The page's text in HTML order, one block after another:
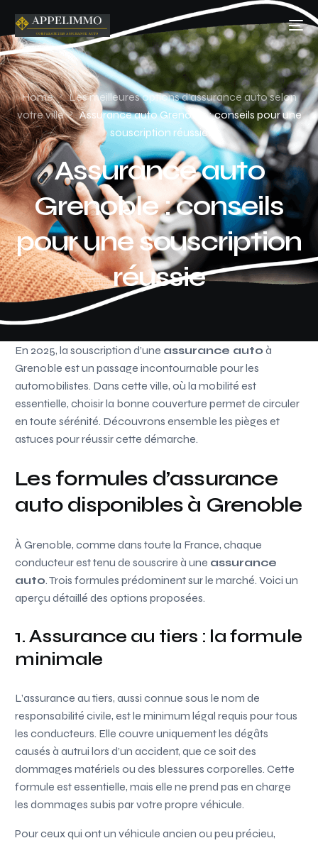
Home
Les meilleures options d'assurance auto selon
votre ville
Assurance auto Grenoble : conseils pour une
souscription réussie
Assurance auto
Grenoble : conseils
pour une souscription
réussie
En 2025, la souscription d’une assurance auto à
Grenoble est un passage incontournable pour les
automobilistes. Dans cette ville, où la mobilité est
essentielle, choisir la bonne couverture permet de circuler
en toute sérénité. Découvrons ensemble les pièges et
astuces pour réussir cette démarche.
Les formules d’assurance
auto disponibles à Grenoble
À Grenoble, comme dans toute la France, chaque
conducteur est tenu de souscrire à une assurance
auto. Trois formules prédominent sur le marché. Voici un
aperçu détaillé des options proposées.
1. Assurance au tiers : la formule
minimale
L’assurance au tiers, aussi connue sous le nom de
responsabilité civile, est le minimum légal requis pour tous
les conducteurs. Elle couvre uniquement les dégâts
causés à autrui lors d’un accident, que ce soit des
dommages matériels ou des blessures corporelles. Cette
formule est essentielle, mais elle ne prend pas en charge
les dommages subis par votre propre véhicule.
Pour ceux qui ont un véhicule ancien ou peu précieu,